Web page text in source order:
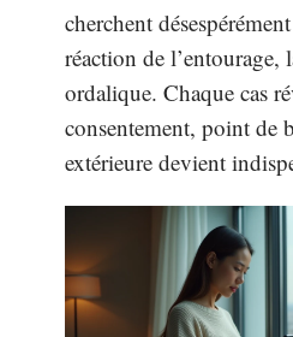
cherchent
réaction de l’entourage,
ordalique. Chaque cas
consentement, point de
extérieure devient